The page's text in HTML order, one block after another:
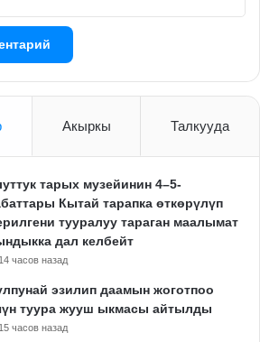
Акыркы Талкууда
тарых музейинин 4–5-
Кытай тарапка өткөрүлүп
тууралуу тараган маалымат
дал келбейт
14 часов назад
эзилип даамын жоготпоо
туура жууш ыкмасы айтылды
15 часов назад